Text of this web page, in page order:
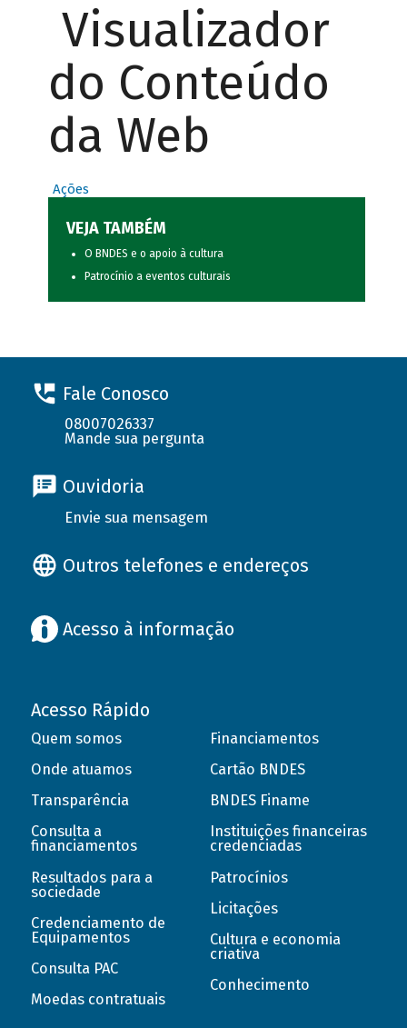
Visualizador
do Conteúdo
da Web
Ações
VEJA TAMBÉM
O BNDES e o apoio à cultura
Patrocínio a eventos culturais
Fale Conosco
08007026337
Mande sua pergunta
Ouvidoria
Envie sua mensagem
Outros telefones e endereços
Acesso à informação
Acesso Rápido
Quem somos
Onde atuamos
Transparência
Consulta a
financiamentos
Resultados para a
sociedade
Credenciamento de
Equipamentos
Consulta PAC
Moedas contratuais
Financiamentos
Cartão BNDES
BNDES Finame
Instituições financeiras
credenciadas
Patrocínios
Licitações
Cultura e economia
criativa
Conhecimento